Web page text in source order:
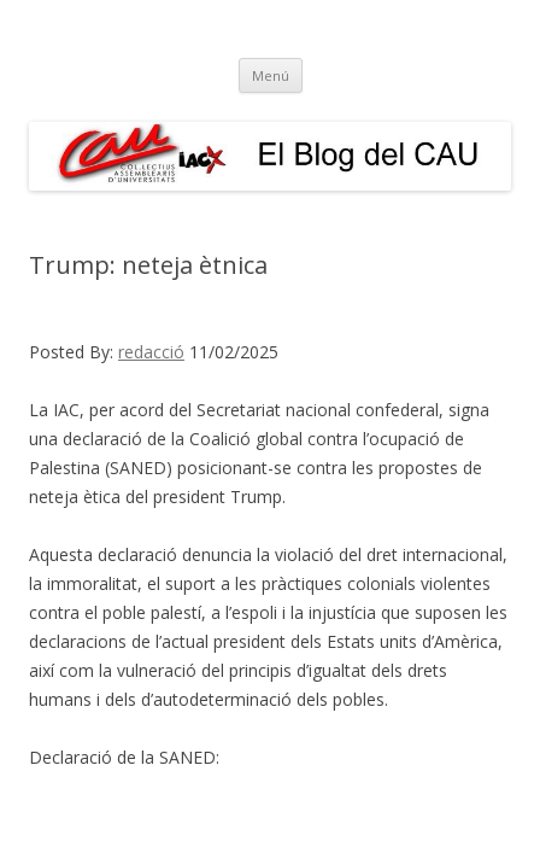
Menú Vés
contingut
Trump: neteja ètnica
Posted By: redacció 11/02/2025
La IAC, per acord del Secretariat nacional confederal, signa
una declaració de la Coalició global contra l’ocupació de
Palestina (SANED) posicionant-se contra les propostes de
neteja ètica del president Trump.
Aquesta declaració denuncia la violació del dret internacional,
la immoralitat, el suport a les pràctiques colonials violentes
contra el poble palestí, a l’espoli i la injustícia que suposen les
declaracions de l’actual president dels Estats units d’Amèrica,
així com la vulneració del principis d’igualtat dels drets
humans i dels d’autodeterminació dels pobles.
Declaració de la SANED: